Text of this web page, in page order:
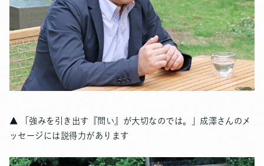
▲ 「強みを引き出す『問い』が大切なのでは。」成澤さんのメ
ッセージには説得力があります